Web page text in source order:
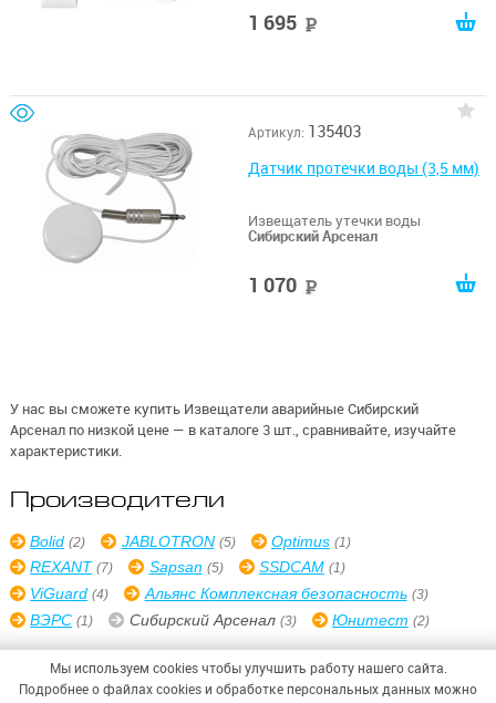
1 695
Артикул: 135403
Датчик протечки воды (3,5 мм)
Извещатель утечки воды
Сибирский Арсенал
1 070
У нас вы сможете купить Извещатели аварийные Сибирский
Арсенал по низкой цене — в каталоге 3 шт., сравнивайте, изучайте
характеристики.
Производители
Bolid (2) JABLOTRON (5) Optimus (1)
REXANT (7) Sapsan (5) SSDCAM (1)
ViGuard (4) Альянс Комплексная безопасность (3)
ВЭРС (1) Сибирский Арсенал (3) Юнитест (2)
Мы используем cookies чтобы улучшить работу нашего сайта.
Подробнее о файлах cookies и обработке персональных данных можно